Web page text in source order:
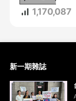
1,170,087
新一期雜誌